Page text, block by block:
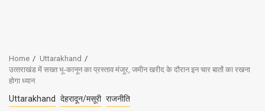
Home
Uttarakhand
उत्‍तराखंड में सख्‍त भू-कानून का प्रस्‍ताव मंजूर, जमीन खरीद के दौरान इन चार बातों का रखना
होगा ध्‍यान
Uttarakhand देहरादून/मसूरी राजनीति